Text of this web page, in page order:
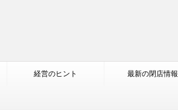
経営のヒント 最新の閉店情報